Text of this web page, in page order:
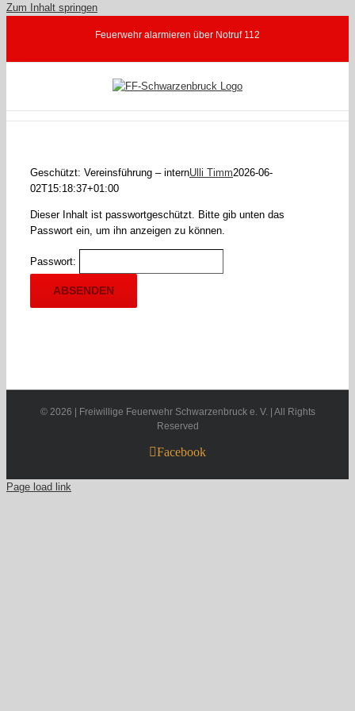
Zum Inhalt springen
Feuerwehr alarmieren über Notruf 112
Geschützt: Vereinsführung – internUlli Timm2026-06-
02T15:18:37+01:00
Dieser Inhalt ist passwortgeschützt. Bitte gib unten das
Passwort ein, um ihn anzeigen zu können.
Passwort:
© 2026 | Freiwillige Feuerwehr Schwarzenbruck e. V. | All Rights
Reserved
Facebook
Page load link